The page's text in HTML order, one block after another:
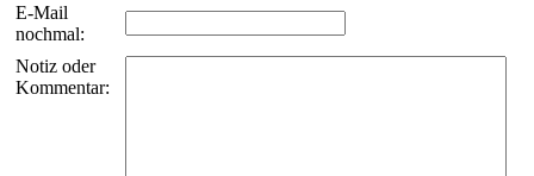
E-Mail
nochmal:
Notiz oder
Kommentar: